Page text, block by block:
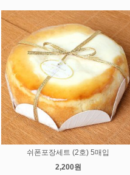
쉬폰포장세트 (2호) 5매입
2,200원